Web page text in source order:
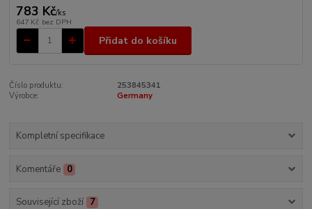
783 Kč/ks
647 Kč bez DPH
Přidat do košíku
Číslo produktu:
253845341
Výrobce:
Germany
Kompletní specifikace
Komentáře 0
Související zboží 7